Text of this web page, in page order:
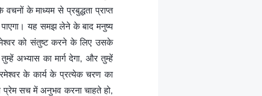
के माध्यम से प्रबुद्धता प्राप्त
यह समझ लेने के बाद मनुष्य
को संतुष्ट करने के लिए उसके
तुम्हें अभ्यास का मार्ग देगा, और तुम्हें
के कार्य के प्रत्येक चरण का
प्रेम सच में अनुभव करना चाहते हो,